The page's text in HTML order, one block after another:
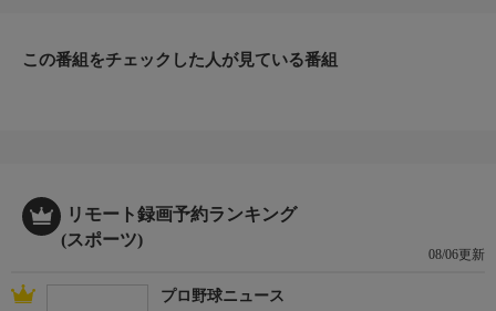
この番組をチェックした人が見ている番組
リモート録画予約ランキング
(スポーツ)
08/06更新
プロ野球ニュース